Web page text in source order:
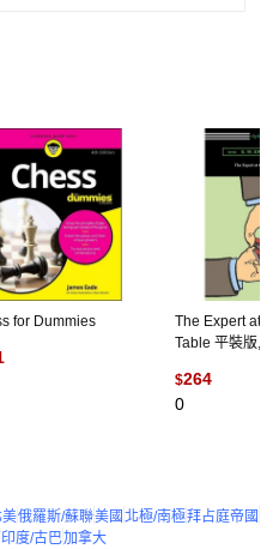
for Dummies
The Expert at
Table 平裝版,
$264
0
美俄羅斯/蘇聯美國 北極/南極拜占庭帝國
度/古巴加拿大